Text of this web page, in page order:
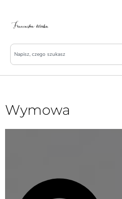
Wymowa